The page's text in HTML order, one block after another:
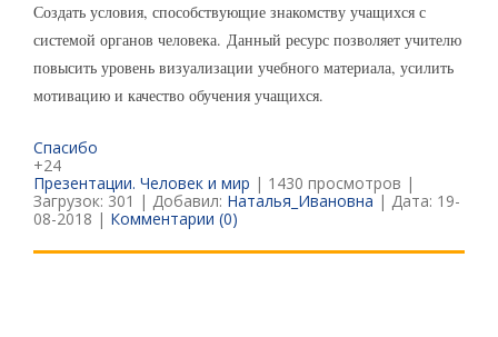
Создать условия, способствующие знакомству учащихся с
системой органов человека. Данный ресурс позволяет учителю
повысить уровень визуализации учебного материала, усилить
мотивацию и качество обучения учащихся.
Спасибо
+24
Презентации. Человек и мир | 1430 просмотров |
Загрузок: 301 | Добавил: Наталья_Ивановна | Дата: 19-
08-2018 | Комментарии (0)